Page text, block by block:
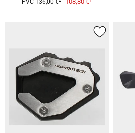
PVC 136,00 € 108,80 €